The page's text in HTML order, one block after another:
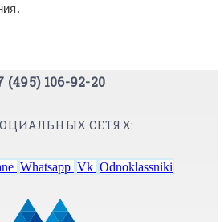
(495) 106-92-20
СЕТЯХ:
Whatsapp Vk Odnoklassniki